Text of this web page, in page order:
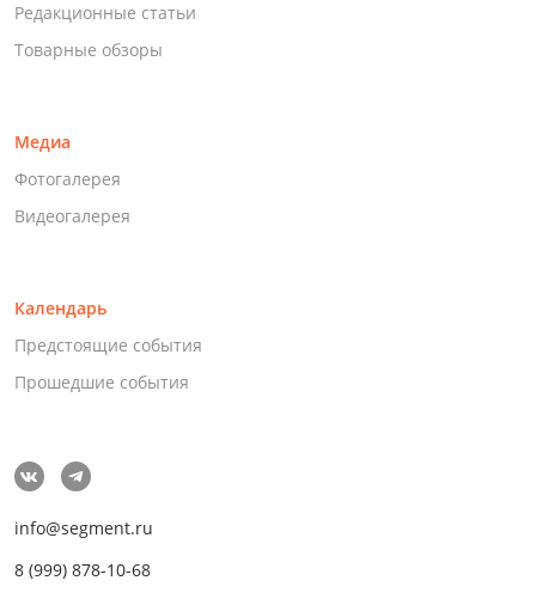
Редакционные статьи
Товарные обзоры
Медиа
Фотогалерея
Видеогалерея
Календарь
Предстоящие события
Прошедшие события
info@segment.ru
8 (999) 878-10-68